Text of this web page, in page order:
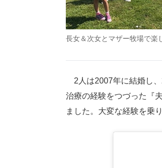
長女＆次女とマザー牧場で楽
2人は2007年に結婚し、
治療の経験をつづった『
ました。大変な経験を乗